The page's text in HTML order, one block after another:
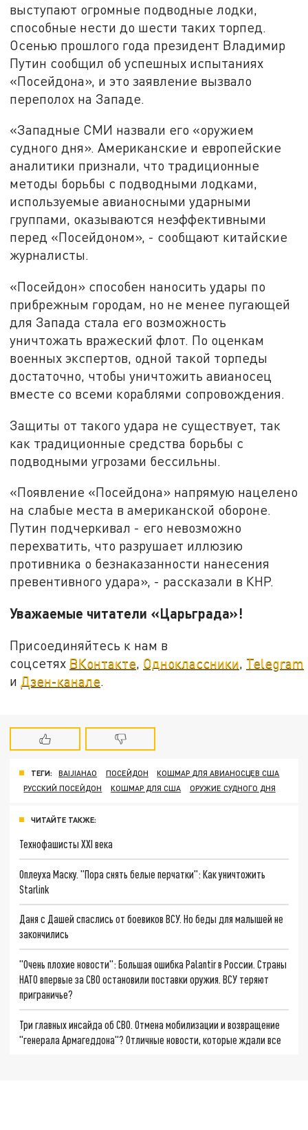
выступают огромные подводные лодки,
способные нести до шести таких торпед.
Осенью прошлого года президент Владимир
Путин сообщил об успешных испытаниях
«Посейдона», и это заявление вызвало
переполох на Западе.
«Западные СМИ назвали его «оружием
судного дня». Американские и европейские
аналитики признали, что традиционные
методы борьбы с подводными лодками,
используемые авианосными ударными
группами, оказываются неэффективными
перед «Посейдоном», - сообщают китайские
журналисты.
«Посейдон» способен наносить удары по
прибрежным городам, но не менее пугающей
для Запада стала его возможность
уничтожать вражеский флот. По оценкам
военных экспертов, одной такой торпеды
достаточно, чтобы уничтожить авианосец
вместе со всеми кораблями сопровождения.
Защиты от такого удара не существует, так
как традиционные средства борьбы с
подводными угрозами бессильны.
«Появление «Посейдона» напрямую нацелено
на слабые места в американской обороне.
Путин подчеркивал - его невозможно
перехватить, что разрушает иллюзию
противника о безнаказанности нанесения
превентивного удара», - рассказали в КНР.
Уважаемые читатели «Царьграда»!
Присоединяйтесь к нам в
соцсетях ВКонтакте, Одноклассники, Telegram
и Дзен-канале.
ТЕГИ: BAIJIAHAO ПОСЕЙДОН
КОШМАР ДЛЯ АВИАНОСЦЕВ США
РУССКИЙ ПОСЕЙДОН
КОШМАР ДЛЯ США ОРУЖИЕ СУДНОГО ДНЯ
ЧИТАЙТЕ ТАКЖЕ:
Технофашисты XXI века
Оплеуха Маску. "Пора снять белые перчатки": Как уничтожить
Starlink
Даня с Дашей спаслись от боевиков ВСУ. Но беды для малышей не
закончились
"Очень плохие новости": Большая ошибка Palantir в России. Страны
НАТО впервые за СВО остановили поставки оружия. ВСУ теряют
приграничье?
Три главных инсайда об СВО. Отмена мобилизации и возвращение
"генерала Армагеддона"? Отличные новости, которые ждали все